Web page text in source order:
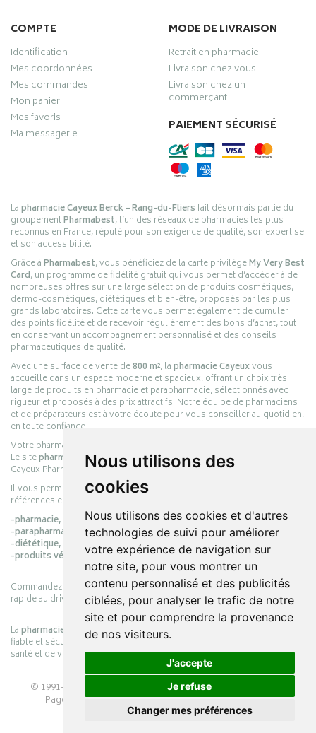
Nous utilisons des
cookies
Nous utilisons des cookies et d'autres
technologies de suivi pour améliorer
votre expérience de navigation sur
notre site, pour vous montrer un
contenu personnalisé et des publicités
ciblées, pour analyser le trafic de notre
site et pour comprendre la provenance
de nos visiteurs.
J'accepte
Je refuse
Changer mes préférences
COMPTE
Identification
Mes coordonnées
Mes commandes
Mon panier
Mes favoris
Ma messagerie
MODE DE LIVRAISON
Retrait en pharmacie
Livraison chez vous
Livraison chez un
commerçant
PAIEMENT SÉCURISÉ
Lapharmacie Cayeux Berck – Rang-du-Fliersfait désormais partie du
groupementPharmabest, l’un des réseaux de pharmacies les plus
reconnus en France, réputé pour son exigence de qualité, son expertise
et son accessibilité.
Grâce àPharmabest, vous bénéficiez de la carte privilègeMy Very Best
Card, un programme de fidélité gratuit qui vous permet d’accéder à de
nombreuses offres sur une large sélection de produits cosmétiques,
dermo-cosmétiques, diététiques et bien-être, proposés par les plus
grands laboratoires. Cette carte vous permet également de cumuler
des points fidélité et de recevoir régulièrement des bons d’achat, tout
en conservant un accompagnement personnalisé et des conseils
pharmaceutiques de qualité.
Avec une surface de vente de800 m², lapharmacie Cayeuxvous
accueille dans un espace moderne et spacieux, offrant un choix très
large de produits en pharmacie et parapharmacie, sélectionnés avec
rigueur et proposés à des prix attractifs. Notre équipe de pharmaciens
et de préparateurs est à votre écoute pour vous conseiller au quotidien,
en toute confiance.
Votre pharmacie en ligne :
Le sitepharmacie-cayeux.frest le prolongement digital de la pharmacie
Cayeux Pharmabest Berck-sur-Mer – Rang-du-Fliers.
Il vous permet de réaliser vos achats en ligne parmi des milliers de
références en :
-pharmacie,
-parapharmacie,
-diététique,
-produits vétérinaires.
Commandez simplement vos produits en ligne et choisissez le retrait
rapide au drive ou la livraison à domicile, en toute simplicité.
Lapharmacie Cayeuxs’engage à vous offrir une expérience pratique,
fiable et sécurisée, en officine comme en ligne, au service de votre
santé et de votre bien-être.
© 1991-2026 PHARMACIE CAYEUX– Tous droits réservés –
Page mise à jour le 03/08/2026 –Pharmacie en ligne
Apotekisto